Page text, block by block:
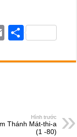
E
ail
S
ar
Hình trước
Thánh Mát-thi-a
(1 -80)